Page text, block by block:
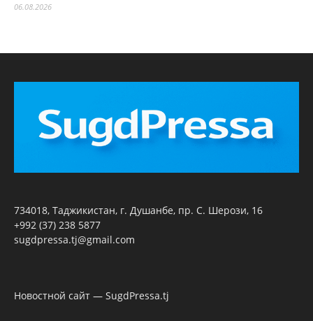
06.08.2026
734018, Таджикистан, г. Душанбе, пр. С. Шерози, 16
+992 (37) 238 5877
sugdpressa.tj@gmail.com
Новостной сайт — SugdPressa.tj